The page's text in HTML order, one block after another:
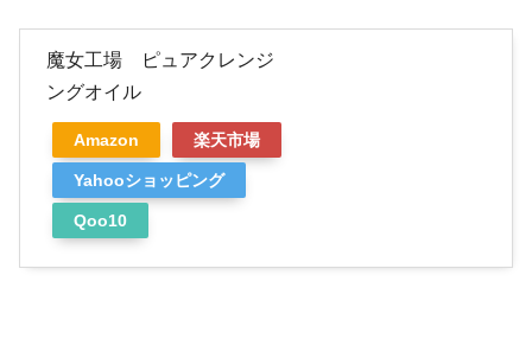
魔女工場 ピュアクレンジ
ングオイル
Amazon 楽天市場
Yahooショッピング
Qoo10